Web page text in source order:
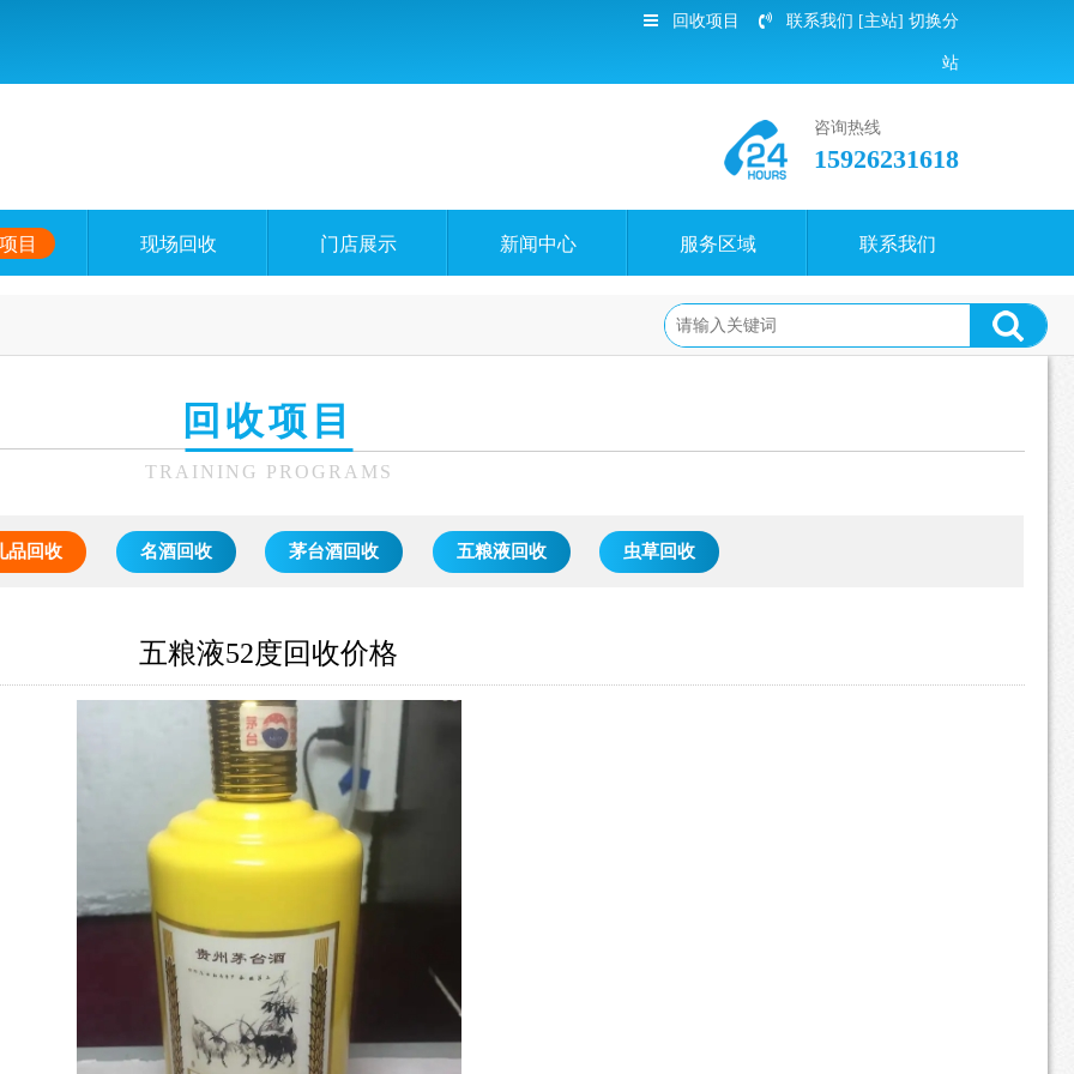
回收项目 联系我们 [主站] 切换分
站
咨询热线
15926231618
目 现场回收 门店展示 新闻中心 服务区域 联系我们
回收项目
TRAINING PROGRAMS
品回收 名酒回收 茅台酒回收 五粮液回收 虫草回收
五粮液52度回收价格